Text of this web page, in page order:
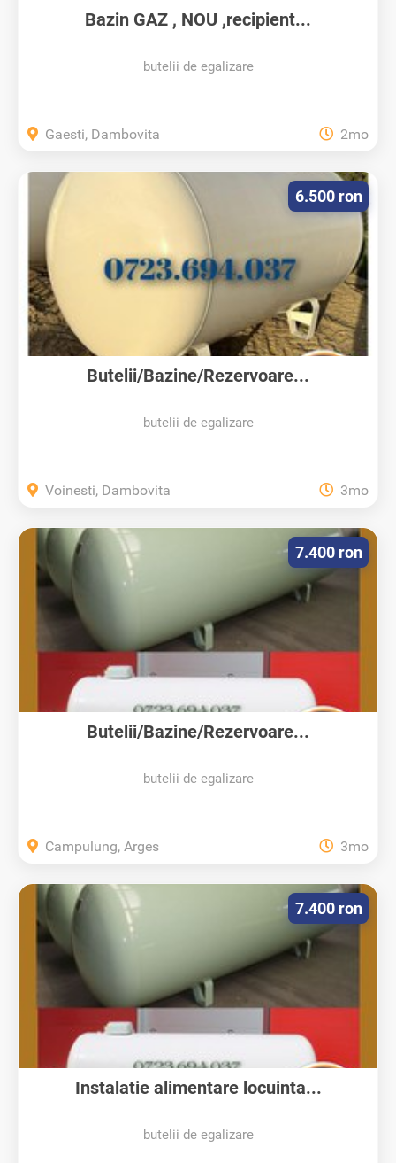
Bazin GAZ , NOU ,recipient...
butelii de egalizare
Gaesti, Dambovita 2mo
Butelii/Bazine/Rezervoare...
butelii de egalizare
6.500 ron
Voinesti, Dambovita 3mo
Butelii/Bazine/Rezervoare...
butelii de egalizare
7.400 ron
Campulung, Arges 3mo
Instalatie alimentare locuinta...
butelii de egalizare
7.400 ron